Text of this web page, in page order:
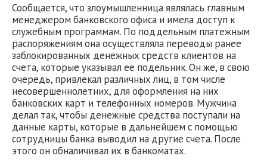
Сообщается, что злоумышленница являлась главным
менеджером банковского офиса и имела доступ к
служебным программам. По поддельным платежным
распоряжениям она осуществляла переводы ранее
заблокированных денежных средств клиентов на
счета, которые указывал ее подельник. Он же, в свою
очередь, привлекал различных лиц, в том числе
несовершеннолетних, для оформления на них
банковских карт и телефонных номеров. Мужчина
делал так, чтобы денежные средства поступали на
данные карты, которые в дальнейшем с помощью
сотрудницы банка выводил на другие счета. После
этого он обналичивал их в банкоматах.